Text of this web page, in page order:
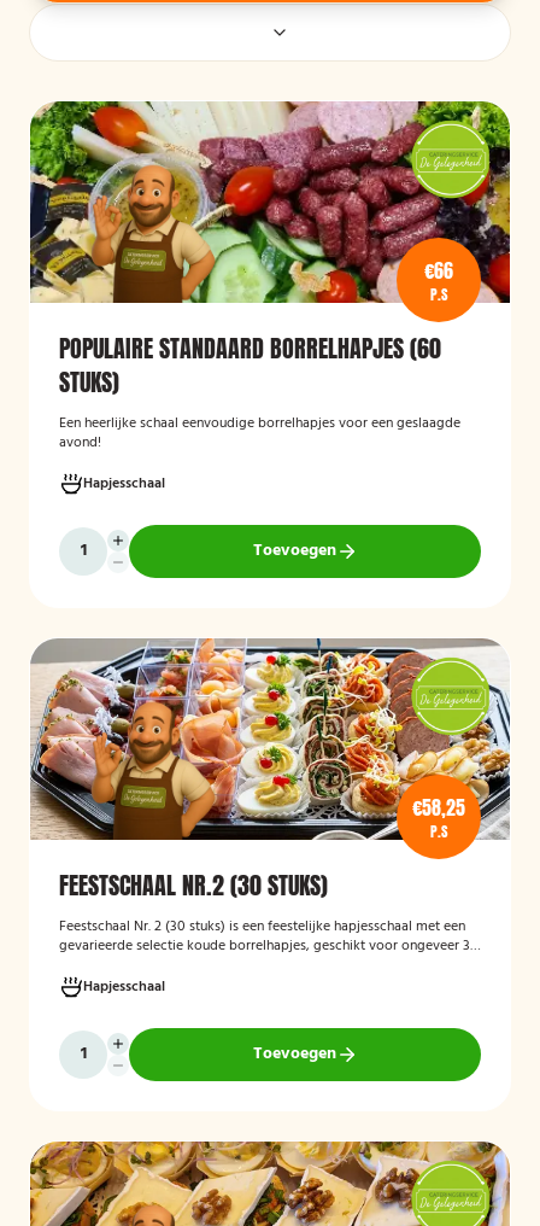
€66
P.S
POPULAIRE STANDAARD BORRELHAPJES (60
STUKS)
Een heerlijke schaal eenvoudige borrelhapjes voor een geslaagde
avond!
Hapjesschaal
Toevoegen
€58,25
P.S
FEESTSCHAAL NR.2 (30 STUKS)
Feestschaal Nr. 2 (30 stuks) is een feestelijke hapjesschaal met een
gevarieerde selectie koude borrelhapjes, geschikt voor ongeveer 30
feestelijke gelegenheden en biedt een gemakkelijke, kant-en-klare
oplossing voor het serveren van smakelijke hapjes aan uw gasten.
Hapjesschaal
Toevoegen